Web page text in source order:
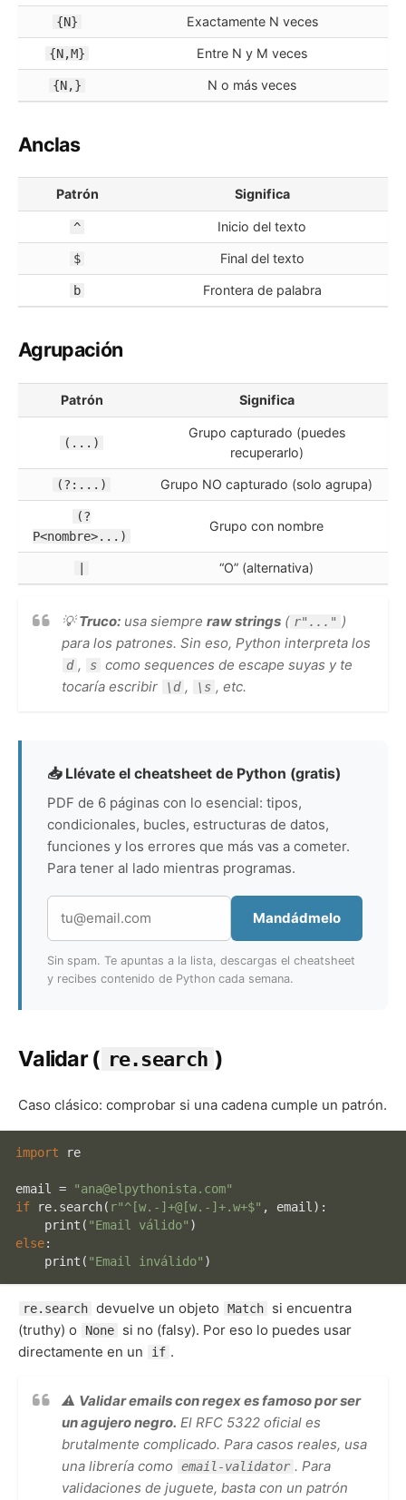
{N} Exactamente N veces
{N,M} Entre N y M veces
{N,} N o más veces
Anclas
Patrón Significa
^ Inicio del texto
$ Final del texto
b Frontera de palabra
Agrupación
Patrón Significa
(...)
Grupo capturado (puedes
recuperarlo)
(?:...) Grupo NO capturado (solo agrupa)
(?
P<nombre>...)
Grupo con nombre
“O” (alternativa)
💡Truco: usa siempre raw strings ( r"..." )
para los patrones. Sin eso, Python interpreta los
d , s como sequences de escape suyas y te
tocaría escribir
\d , \s , etc.
📥 Llévate el cheatsheet de Python (gratis)
PDF de 6 páginas con lo esencial: tipos,
condicionales, bucles, estructuras de datos,
funciones y los errores que más vas a cometer.
Para tener al lado mientras programas.
Mandádmelo
Sin spam. Te apuntas a la lista, descargas el cheatsheet
y recibes contenido de Python cada semana.
Validar ( re.search )
Caso clásico: comprobar si una cadena cumple un patrón.
import re
email =
"ana@elpythonista.com"
if re.search( r"^[w.-]+@[w.-]+.w+$" , email):
print ( "Email válido"
else:
print ( "Email inválido"
re.search devuelve un objeto Match
si encuentra
(truthy) o
None
si no (falsy). Por eso lo puedes usar
directamente en un
if .
⚠️ Validar emails con regex es famoso por ser
un agujero negro. El RFC 5322 oficial es
brutalmente complicado. Para casos reales, usa
una librería como
email-validator . Para
validaciones de juguete, basta con un patrón